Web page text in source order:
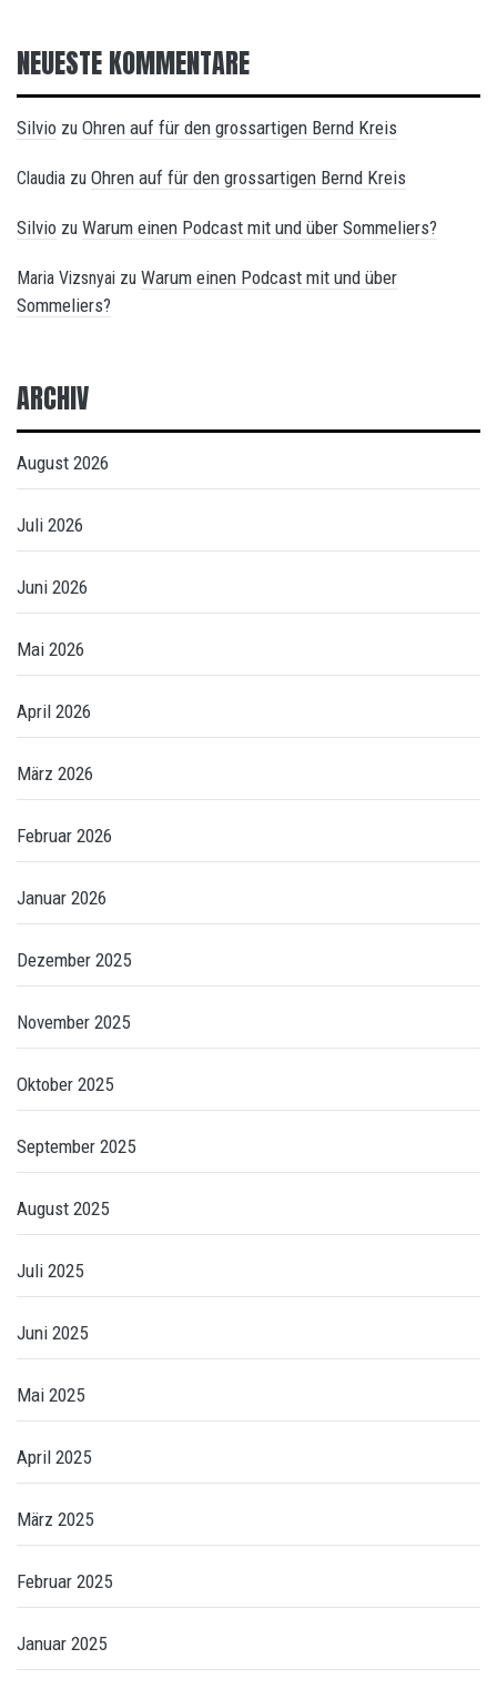
NEUESTE KOMMENTARE
Silvio zu Ohren auf für den grossartigen Bernd Kreis
Claudia zu Ohren auf für den grossartigen Bernd Kreis
Silvio zu Warum einen Podcast mit und über Sommeliers?
Maria Vizsnyai zu Warum einen Podcast mit und über
Sommeliers?
ARCHIV
August 2026
Juli 2026
Juni 2026
Mai 2026
April 2026
März 2026
Februar 2026
Januar 2026
Dezember 2025
November 2025
Oktober 2025
September 2025
August 2025
Juli 2025
Juni 2025
Mai 2025
April 2025
März 2025
Februar 2025
Januar 2025